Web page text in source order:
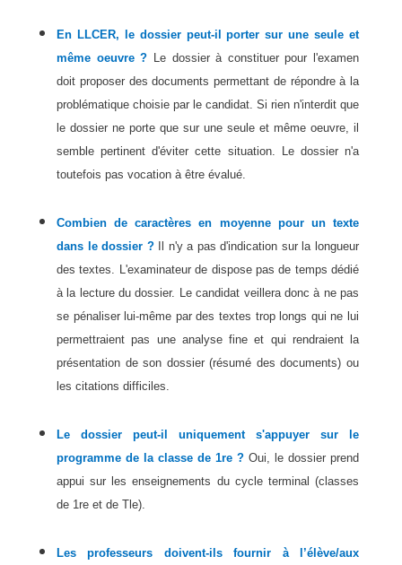
En LLCER, le dossier peut-il porter sur une seule et
même oeuvre ? Le dossier à constituer pour l'examen
doit proposer des documents permettant de répondre à la
problématique choisie par le candidat. Si rien n'interdit que
le dossier ne porte que sur une seule et même oeuvre, il
semble pertinent d'éviter cette situation. Le dossier n'a
toutefois pas vocation à être évalué.
Combien de caractères en moyenne pour un texte
dans le dossier ? Il n'y a pas d'indication sur la longueur
des textes. L'examinateur de dispose pas de temps dédié
à la lecture du dossier. Le candidat veillera donc à ne pas
se pénaliser lui-même par des textes trop longs qui ne lui
permettraient pas une analyse fine et qui rendraient la
présentation de son dossier (résumé des documents) ou
les citations difficiles.
Le dossier peut-il uniquement s'appuyer sur le
programme de la classe de 1re ? Oui, le dossier prend
appui sur les enseignements du cycle terminal (classes
de 1re et de Tle).
Les professeurs doivent-ils fournir à l’élève/aux